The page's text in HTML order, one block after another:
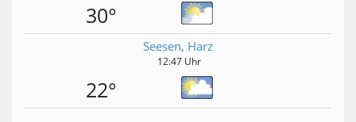
30°
Seesen, Harz
12:47 Uhr
22°